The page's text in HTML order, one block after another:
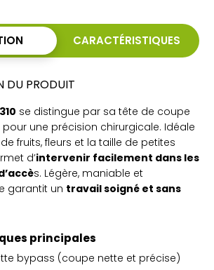
CARACTÉRISTIQUES
DU PRODUIT
310 se distingue par sa tête de coupe
une précision chirurgicale. Idéale
fruits, fleurs et la taille de petites
d’intervenir facilement dans les
s. Légère, maniable et
garantit un travail soigné et sans
principales
bypass (coupe nette et précise)